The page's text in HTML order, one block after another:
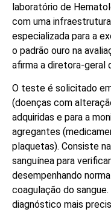
laboratório de
com uma
especializada para a
o padrão ouro na
afirma a diretora-geral
O teste é solicitado
(doenças com
adquiridas e para a
agregantes
plaquetas). Consiste
sanguínea para
desempenhando
coagulação do
diagnóstico mais